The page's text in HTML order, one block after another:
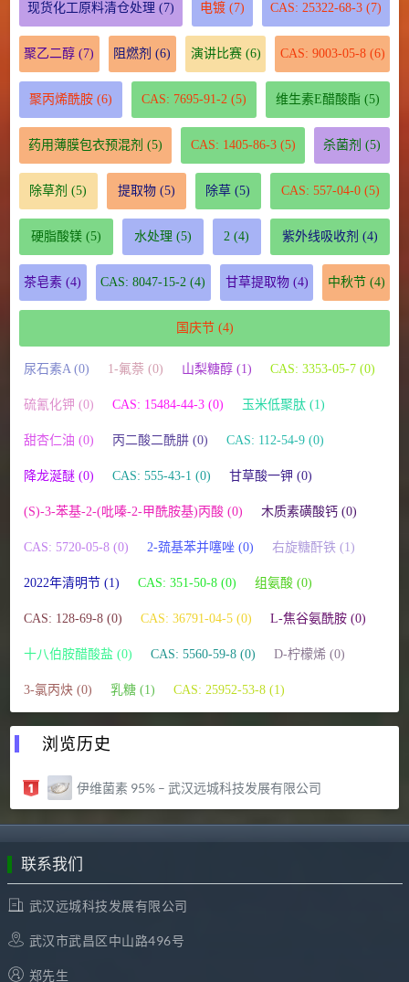
现货化工原料清仓处理 (7) 电镀 (7) CAS: 25322-68-3 (7)
聚乙二醇 (7) 阻燃剂 (6) 演讲比赛(6) CAS: 9003-05-8(6)
聚丙烯酰胺(6) CAS: 7695-91-2 (5) 维生素E醋酸酯 (5)
药用薄膜包衣预混剂 (5) CAS: 1405-86-3(5) 杀菌剂 (5)
除草剂 (5) 提取物(5) 除草 (5) CAS: 557-04-0(5)
硬脂酸镁(5) 水处理 (5) 2 (4) 紫外线吸收剂 (4)
茶皂素 (4) CAS: 8047-15-2 (4) 甘草提取物(4) 中秋节(4)
国庆节(4)
尿石素A (0) 1-氟萘 (0) 山梨糖醇 (1) CAS: 3353-05-7 (0)
硫氰化钾 (0) CAS: 15484-44-3 (0) 玉米低聚肽 (1)
甜杏仁油 (0) 丙二酸二酰肼 (0) CAS: 112-54-9 (0)
降龙涎醚 (0) CAS: 555-43-1 (0) 甘草酸一钾 (0)
(S)-3-苯基-2-(吡嗪-2-甲酰胺基)丙酸 (0) 木质素磺酸钙 (0)
CAS: 5720-05-8 (0) 2-巯基苯并噻唑 (0) 右旋糖酐铁 (1)
2022年清明节 (1) CAS: 351-50-8 (0) 组氨酸 (0)
CAS: 128-69-8 (0) CAS: 36791-04-5 (0) L-焦谷氨酰胺 (0)
十八伯胺醋酸盐 (0) CAS: 5560-59-8 (0) D-柠檬烯 (0)
3-氯丙炔 (0) 乳糖 (1) CAS: 25952-53-8 (1)
浏览历史
伊维菌素 95% – 武汉远城科技发展有限公司
联系我们
武汉远城科技发展有限公司
武汉市武昌区中山路496号
郑先生